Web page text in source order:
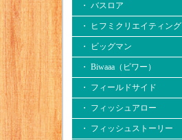
・ バスロア
・ ヒフミクリエイティング
・ ビッグマン
・ Biwaaa（ビワー）
・ フィールドサイド
・ フィッシュアロー
・ フィッシュストーリー